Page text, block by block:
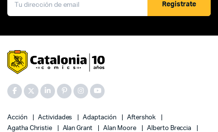
Registrate
Acción Actividades Adaptación
Aftershok
Agatha Christie
Alan Grant Alan Moore
Alberto Breccia